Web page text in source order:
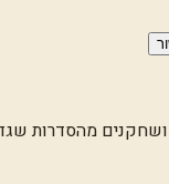
בסרטן הלבלב.
מהסדרות